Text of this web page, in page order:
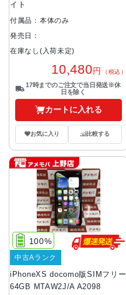
イト
付属品：本体のみ
発売日：
在庫なし(入荷未定)
10,480円 （税込）
17時までのご注文で当日発送※休
日を除く
カートに入れる
お気に入り 比較する
iPhoneXS docomo版SIMフリー
64GB MTAW2J/A A2098
100%
中古Aランク